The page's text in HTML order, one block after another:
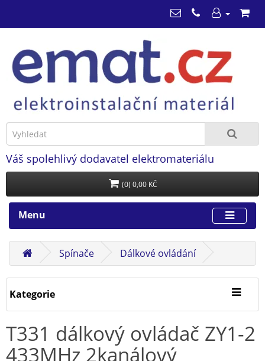
Váš spolehlivý dodavatel elektromateriálu
(0) 0,00 KČ
Menu
Spínače Dálkové ovládání
Kategorie
T331 dálkový ovládač ZY1-2
433MHz 2kanálový